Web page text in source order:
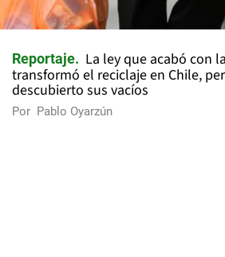
Reportaje
La ley que acabó con
transformó el reciclaje en Chile,
descubierto sus vacíos
Por Pablo Oyarzún